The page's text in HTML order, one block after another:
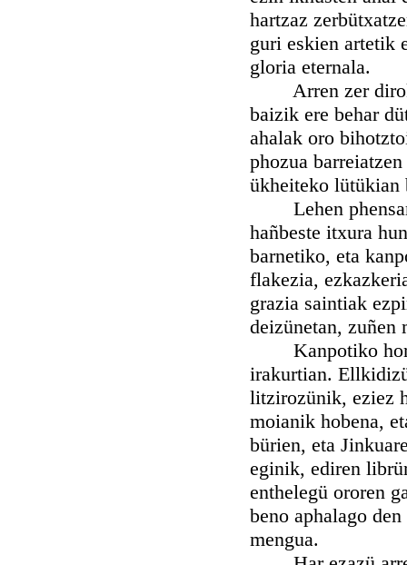
hartzaz
guri eskien artetik
gloria eternala.
Arren zer
baizik ere behar
ahalak oro
phozua
ükheiteko lütükian
Lehen
hañbeste itxura
barnetiko, eta
flakezia,
grazia saintiak
deizünetan,
Kanpotiko horik
irakurtian.
litzirozünik, eziez
moianik hobena,
bürien, eta
eginik, ediren
enthelegü ororen
beno aphalago
mengua.